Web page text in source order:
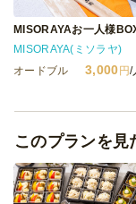
MISORAYAお一人様
MISORAYA(ミソラヤ)
オードブル
3,000円/
このプランを見